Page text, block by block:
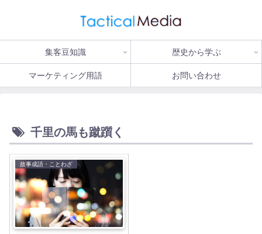
集客豆知識 歴史から学ぶ
マーケティング用語 お問い合わせ
千里の馬も蹴躓く
故事成語・ことわざ